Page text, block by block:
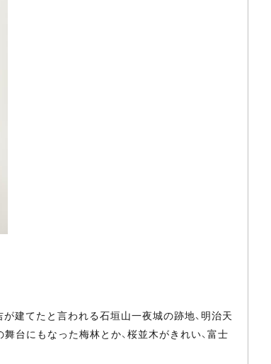
建てたと言われる石垣山一夜城の跡地、明治天
台にもなった梅林とか、桜並木がきれい、富士